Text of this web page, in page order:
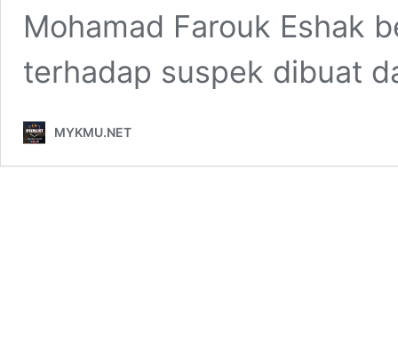
Mohamad Farouk Eshak
terhadap suspek dibuat
MYKMU.NET